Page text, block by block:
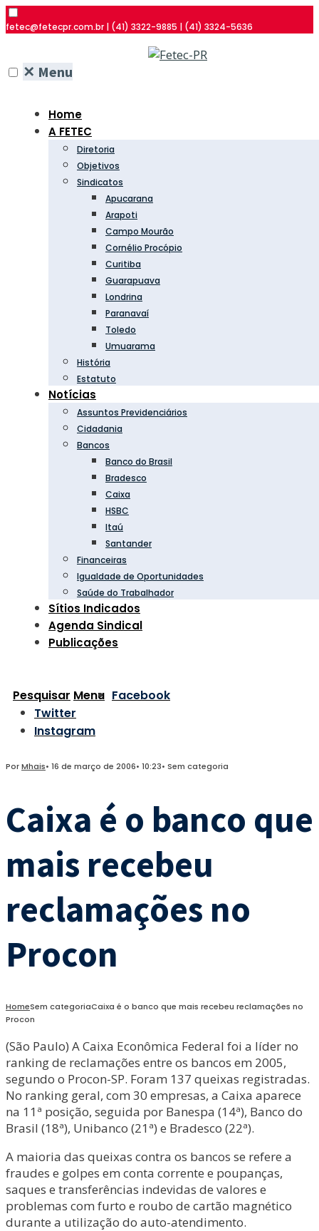
fetec@fetecpr.com.br | (41) 3322-9885 | (41) 3324-5636
✕ Menu
Home
A FETEC
Diretoria
Objetivos
Sindicatos
Apucarana
Arapoti
Campo Mourão
Cornélio Procópio
Curitiba
Guarapuava
Londrina
Paranavaí
Toledo
Umuarama
História
Estatuto
Notícias
Assuntos Previdenciários
Cidadania
Bancos
Banco do Brasil
Bradesco
Caixa
HSBC
Itaú
Santander
Financeiras
Igualdade de Oportunidades
Saúde do Trabalhador
Sítios Indicados
Agenda Sindical
Publicações
Pesquisar Menu Facebook
Twitter
Instagram
PorMhais• 16 de março de 2006• 10:23• Sem categoria
Caixa é o banco que
mais recebeu
reclamações no
Procon
HomeSem categoriaCaixa é o banco que mais recebeu reclamações no
Procon
(São Paulo) A Caixa Econômica Federal foi a líder no
ranking de reclamações entre os bancos em 2005,
segundo o Procon-SP. Foram 137 queixas registradas.
No ranking geral, com 30 empresas, a Caixa aparece
na 11ª posição, seguida por Banespa (14ª), Banco do
Brasil (18ª), Unibanco (21ª) e Bradesco (22ª).
A maioria das queixas contra os bancos se refere a
fraudes e golpes em conta corrente e poupanças,
saques e transferências indevidas de valores e
problemas com furto e roubo de cartão magnético
durante a utilização do auto-atendimento.